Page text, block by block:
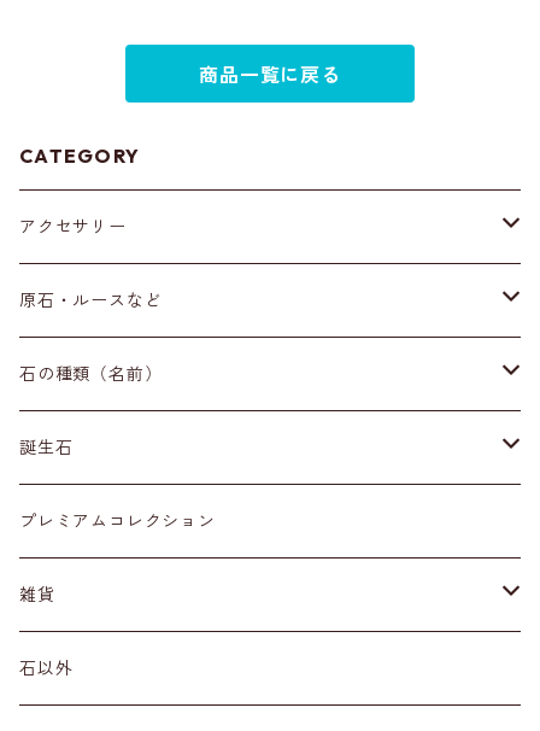
商品一覧に戻る
CATEGORY
アクセサリー
ブレスレット
イヤリング・ピアス
ネックレス・ペンダントトップ
リング
材質
プラチナ
その他アクセサリー
原石・ルースなど
原石
丸玉
標本
磨き石
ルース
石の種類（名前）
ア行
アイオライト
アクアマリン
カ行
カーネリアン
カイヤナイト
サ行
サファイア
タ行
誕生石
１月
２月
３月
プレミアムコレクション
雑貨
天然石雑貨
石以外